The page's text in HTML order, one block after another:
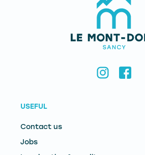
USEFUL
Contact us
Jobs